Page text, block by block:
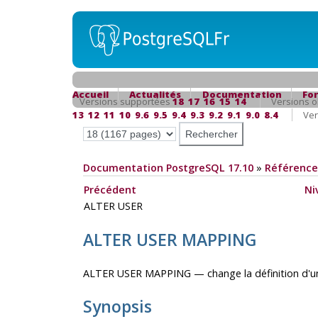
Accueil Actualités Documentation
Versions supportées18 17 16 15 14
Versions
13 12 11 10 9.6 9.5 9.4 9.3 9.2 9.1 9.0 8.4
Documentation PostgreSQL 17.10» Référence
Précédent
ALTER USER
ALTER USER MAPPING
ALTER USER MAPPING — change la définition
Synopsis